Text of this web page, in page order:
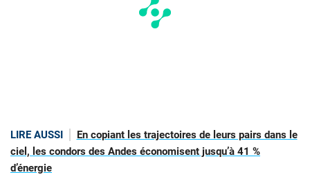
LIRE AUSSI
En copiant les trajectoires de leurs pairs dans le
ciel, les condors des Andes économisent jusqu’à 41 %
d’énergie